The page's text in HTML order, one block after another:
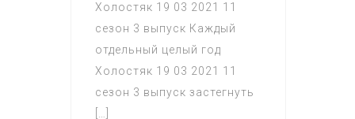
Холостяк 19 03 2021 11
сезон 3 выпуск Каждый
отдельный целый год
Холостяк 19 03 2021 11
сезон 3 выпуск застегнуть
[…]